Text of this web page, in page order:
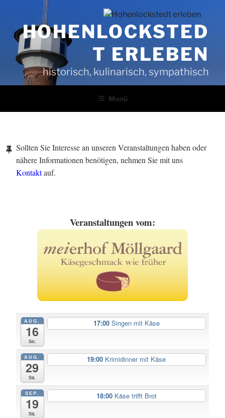
springenHOHENLOCKSTED
T ERLEBEN
historisch, kulinarisch, sympathisch
Menü
AM
Sollten Sie Interesse an unseren Veranstaltungen haben oder
nähere Informationen benötigen, nehmen Sie mit uns
Kontaktauf.
Veranstaltungen vom:
AUG.
16
So.
17:00 Singen mit Käse
AUG.
29
Sa.
19:00 Krimidinner mit Käse
SEP.
19
Sa.
18:00 Käse trifft Brot